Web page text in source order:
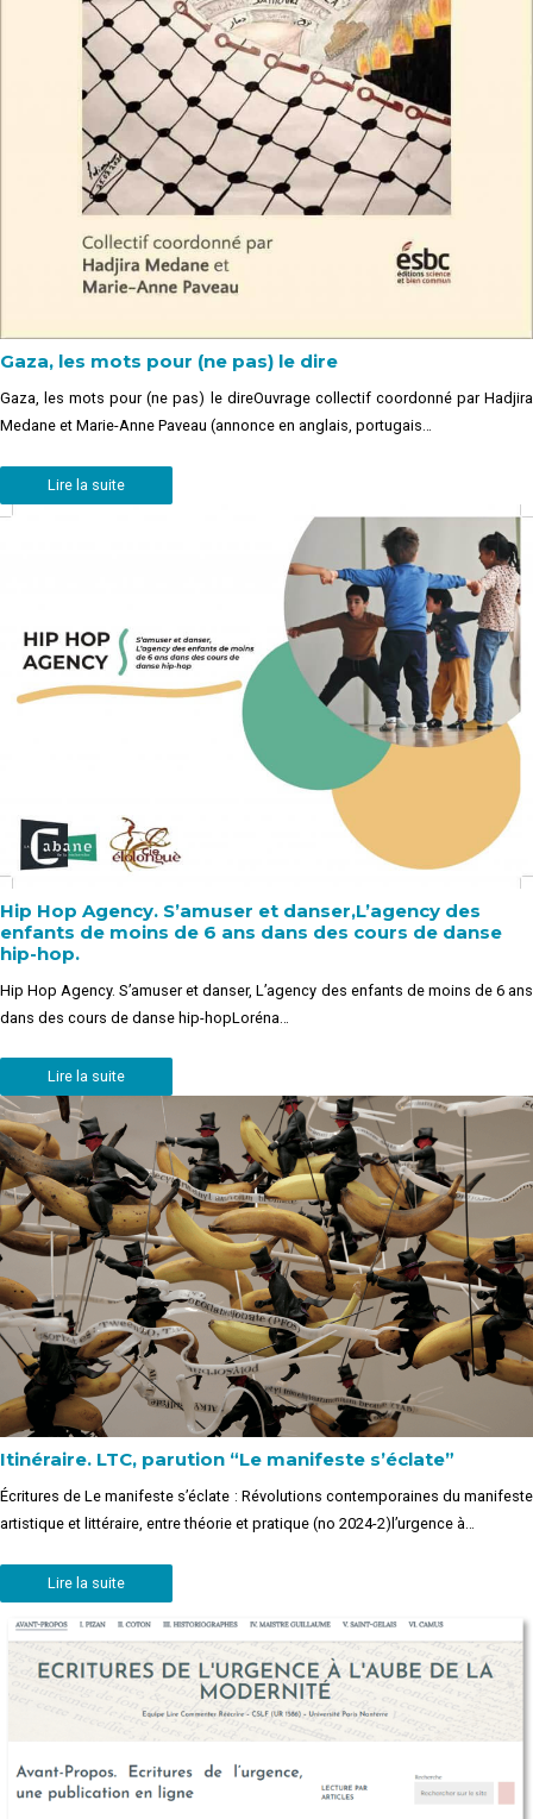
Gaza, les mots pour (ne pas) le dire
Gaza, les mots pour (ne pas) le direOuvrage collectif coordonné par Hadjira
Medane et Marie-Anne Paveau (annonce en anglais, portugais…
Lire la suite
Hip Hop Agency. S’amuser et danser,L’agency des
enfants de moins de 6 ans dans des cours de danse
hip-hop.
Hip Hop Agency. S’amuser et danser, L’agency des enfants de moins de 6 ans
dans des cours de danse hip-hopLoréna…
Lire la suite
Itinéraire. LTC, parution “Le manifeste s’éclate”
Écritures de Le manifeste s’éclate : Révolutions contemporaines du manifeste
artistique et littéraire, entre théorie et pratique (no 2024-2)l’urgence à…
Lire la suite